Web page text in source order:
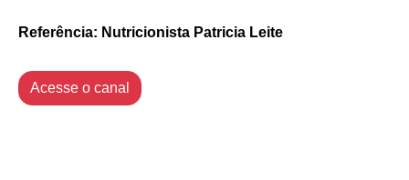
Referência: Nutricionista Patricia Leite
Acesse o canal